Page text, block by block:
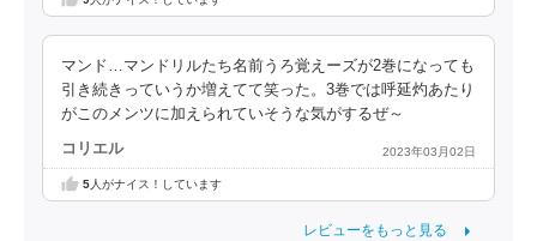
マンド…マンドリルたち名前うろ覚えーズが2巻になっても
引き続きっていうか増えてて笑った。3巻では呼延灼あたり
がこのメンツに加えられていそうな気がするぜ～
コリエル 2023年03月02日
5人がナイス！しています
レビューをもっと見る